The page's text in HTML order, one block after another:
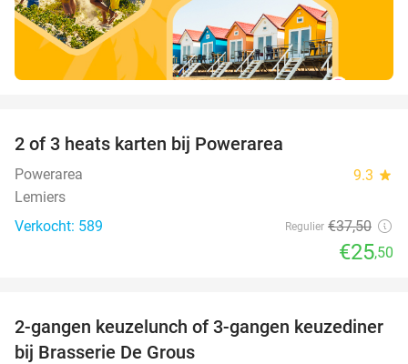
2 of 3 heats karten bij Powerarea
Powerarea 9.3 star
Lemiers
Verkocht: 589
Regulier €37,50
€25,50
30%
2-gangen keuzelunch of 3-gangen keuzediner
bij Brasserie De Grous